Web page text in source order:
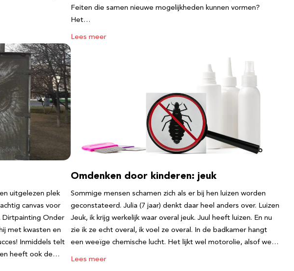
Feiten die samen nieuwe mogelijkheden kunnen vormen?
Het…
Lees meer
uitgelezen plek
canvas voor
Dirtpainting Onder
met kwasten en
Inmiddels telt
en heeft ook de…
Omdenken door kinderen: jeuk
Sommige mensen schamen zich als er bij hen luizen worden
geconstateerd. Julia (7 jaar) denkt daar heel anders over. Luizen
Jeuk, ik krijg werkelijk waar overal jeuk. Juul heeft luizen. En nu
zie ik ze echt overal, ik voel ze overal. In de badkamer hangt
een weeïge chemische lucht. Het lijkt wel motorolie, alsof we…
Lees meer